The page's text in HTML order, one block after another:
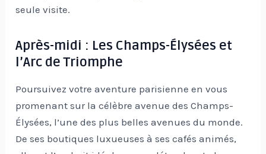
seule visite.
Après-midi : Les Champs-Élysées et
l’Arc de Triomphe
Poursuivez votre aventure parisienne en vous
promenant sur la célèbre avenue des Champs-
Élysées, l’une des plus belles avenues du monde.
De ses boutiques luxueuses à ses cafés animés,